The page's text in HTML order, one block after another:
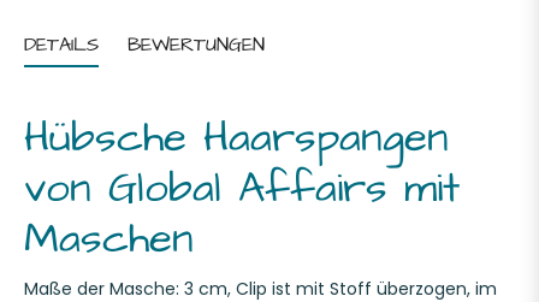
DETAILS BEWERTUNGEN
Hübsche Haarspangen
von Global Affairs mit
Maschen
Maße der Masche: 3 cm, Clip ist mit Stoff überzogen, im